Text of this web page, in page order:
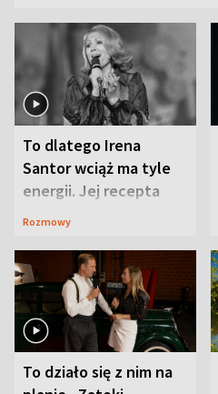
To dlatego Irena
Santor wciąż ma tyle
energii. Jej recepta
jest zaskakująco
Rozmowy
To działo się z nim na